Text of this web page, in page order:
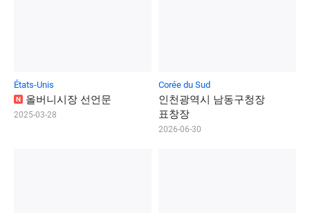
États-Unis
N 올버니시장 선언문
2025-03-28
Corée du Sud
인천광역시 남동구청장
표창장
2026-06-30